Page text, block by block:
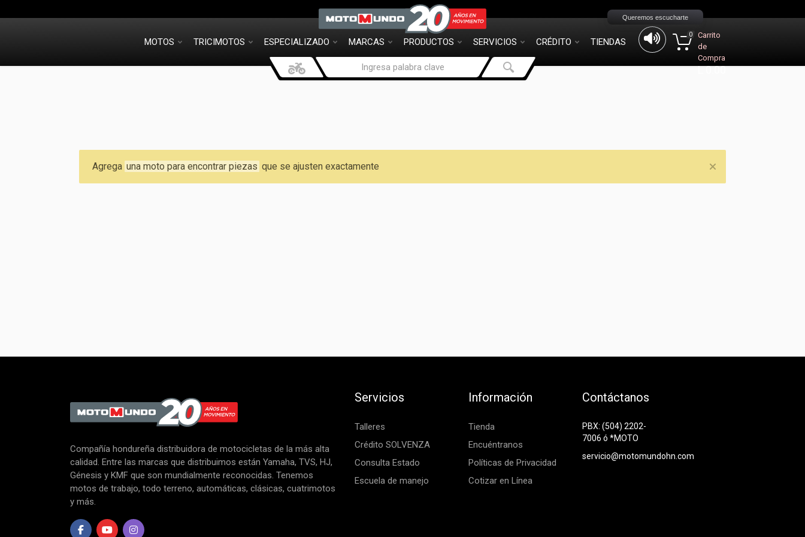
MOTOS TRICIMOTOS ESPECIALIZADO MARCAS PRODUCTOS SERVICIOS CRÉDITO TIENDAS
Queremos escucharte
0
Carrito
de
Compra
L 0.00
Agrega una moto para encontrar piezas que se ajusten exactamente
Compañía hondureña distribuidora de motocicletas de la más alta
calidad. Entre las marcas que distribuimos están Yamaha, TVS, HJ,
Génesis y KMF que son mundialmente reconocidas. Tenemos
motos de trabajo, todo terreno, automáticas, clásicas, cuatrimotos
y más.
Servicios
Talleres
Crédito SOLVENZA
Consulta Estado
Escuela de manejo
Información
Tienda
Encuéntranos
Políticas de Privacidad
Cotizar en Línea
Contáctanos
PBX: (504) 2202-
7006 ó *MOTO
servicio@motomundohn.com